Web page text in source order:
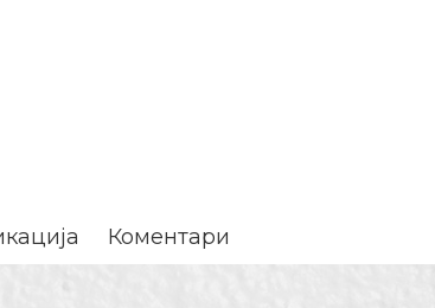
Коментари